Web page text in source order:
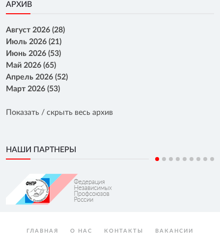
АРХИВ
Август 2026 (28)
Июль 2026 (21)
Июнь 2026 (53)
Май 2026 (65)
Апрель 2026 (52)
Март 2026 (53)
Показать / скрыть весь архив
НАШИ ПАРТНЕРЫ
ГЛАВНАЯ О НАС КОНТАКТЫ ВАКАНСИИ